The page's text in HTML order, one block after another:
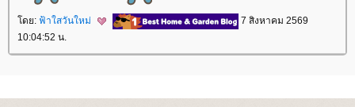
ดย: ฟ้าใสวันใหม่
7 สิงหาคม 2569
10:04:52 น.